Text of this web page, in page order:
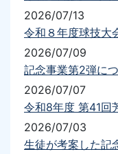
2026/07/13
令和８年度球技大
2026/07/09
記念事業第2弾に
2026/07/07
2026/07/03
生徒が考案した記